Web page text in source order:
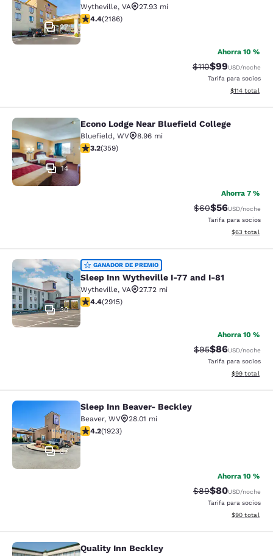
27
Wytheville, VA
27.93 mi
calificación de 4.41 estrellas. Excelente. 2186 reseñas
4.4(2186)
Ahorra 10 %
Precio tachado:
$110Precio con
$99USD/noche
Tarifa para socios
Ver detalles
$114 total
Econo Lodge Near Bluefield College
14
Econo Lodge Near Bluefield College
Bluefield, WV
8.96 mi
calificación de 3.21 estrellas. Bueno. 359 reseñas
3.2(359)
Ahorra 7 %
Precio tachado:
$60Precio con
$56USD/noche
Tarifa para socios
Ver detalles
$63 total
Sleep Inn Wytheville I-77 and I-81
30
GANADOR DE PREMIO
Sleep Inn Wytheville I-77 and I-81
Wytheville, VA
27.72 mi
calificación de 4.42 estrellas. Excelente. 2915 reseñas
4.4(2915)
Ahorra 10 %
Precio tachado:
$95Precio con
$86USD/noche
Tarifa para socios
Ver detalles
$99 total
Sleep Inn Beaver- Beckley
37
Sleep Inn Beaver- Beckley
Beaver, WV
28.01 mi
calificación de 4.16 estrellas. Muy bueno. 1923 reseñas
4.2(1923)
Ahorra 10 %
Precio tachado:
$89Precio con
$80USD/noche
Tarifa para socios
Ver detalles
$90 total
Quality Inn Beckley
Quality Inn Beckley